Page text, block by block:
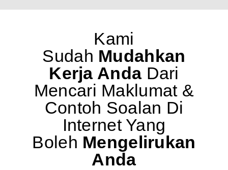
Kami
Sudah Mudahkan
Kerja AndaDari
Mencari Maklumat &
Contoh Soalan Di
Internet Yang
Boleh Mengelirukan
Anda